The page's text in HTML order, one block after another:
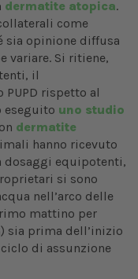
dermatite atopica.
come
sia opinione diffusa
variare. Si ritiene,
il
rispetto al
eseguito uno studio
dermatite
hanno ricevuto
dosaggi equipotenti,
si sono
nell’arco delle
mattino per
sia prima dell’inizio
ciclo di assunzione